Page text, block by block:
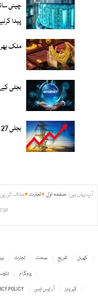
چینی
پیدا
ملک
بجلی کے
بجلی 27 پیسے فی یونٹ مہنگی ہو گئی
آپ یہاں ہیں: صفحہ اول تجارت ملک کی
تجارت صحت تفریح
کھیل
پروگرام
POLICY آر ایس ایس کیریئرز